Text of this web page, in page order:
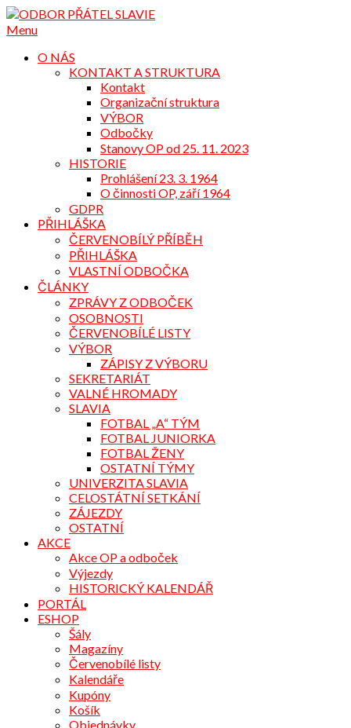
Přejdi
na
Menu
O NÁS
KONTAKT A STRUKTURA
Kontakt
Organizační struktura
VÝBOR
Odbočky
Stanovy OP od 25. 11. 2023
HISTORIE
Prohlášení 23. 3. 1964
O činnosti OP, září 1964
GDPR
PŘIHLÁŠKA
ČERVENOBÍLÝ PŘÍBĚH
PŘIHLÁŠKA
VLASTNÍ ODBOČKA
ČLÁNKY
ZPRÁVY Z ODBOČEK
OSOBNOSTI
ČERVENOBÍLÉ LISTY
VÝBOR
ZÁPISY Z VÝBORU
SEKRETARIÁT
VALNÉ HROMADY
SLAVIA
FOTBAL „A“ TÝM
FOTBAL JUNIORKA
FOTBAL ŽENY
OSTATNÍ TÝMY
UNIVERZITA SLAVIA
CELOSTÁTNÍ SETKÁNÍ
ZÁJEZDY
OSTATNÍ
AKCE
Akce OP a odboček
Výjezdy
HISTORICKÝ KALENDÁŘ
PORTÁL
ESHOP
Šály
Magazíny
Červenobílé listy
Kalendáře
Kupóny
Košík
Objednávky